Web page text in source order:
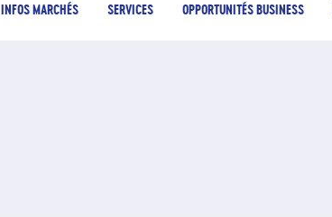
INFOS MARCHÉS SERVICES OPPORTUNITÉS BUSINESS